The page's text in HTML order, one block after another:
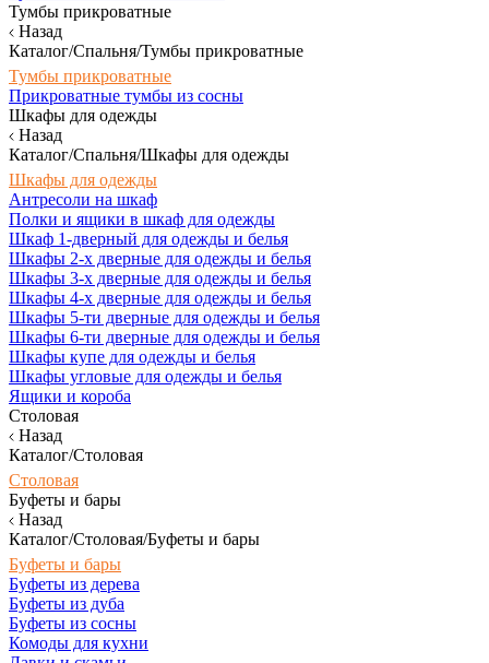
Тумбы прикроватные
Назад
Каталог/Спальня/Тумбы прикроватные
Тумбы прикроватные
Прикроватные тумбы из сосны
Шкафы для одежды
Назад
Каталог/Спальня/Шкафы для одежды
Шкафы для одежды
Антресоли на шкаф
Полки и ящики в шкаф для одежды
Шкаф 1-дверный для одежды и белья
Шкафы 2-х дверные для одежды и белья
Шкафы 3-х дверные для одежды и белья
Шкафы 4-х дверные для одежды и белья
Шкафы 5-ти дверные для одежды и белья
Шкафы 6-ти дверные для одежды и белья
Шкафы купе для одежды и белья
Шкафы угловые для одежды и белья
Ящики и короба
Столовая
Назад
Каталог/Столовая
Столовая
Буфеты и бары
Назад
Каталог/Столовая/Буфеты и бары
Буфеты и бары
Буфеты из дерева
Буфеты из дуба
Буфеты из сосны
Комоды для кухни